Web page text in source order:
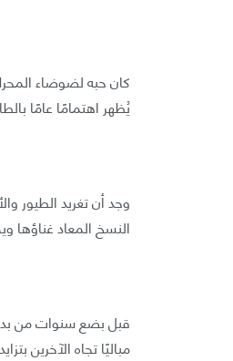
كان حبه لضوضاء
يُظهر اهتمامًا عامًا
وجد أن تغريد الطيور
النسخ المعاد غناؤها
قبل بضع سنوات من
مباليًا تجاه الآخرين